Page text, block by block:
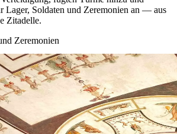
Lager, Soldaten und Zeremonien an — aus
Zitadelle.
Zeremonien